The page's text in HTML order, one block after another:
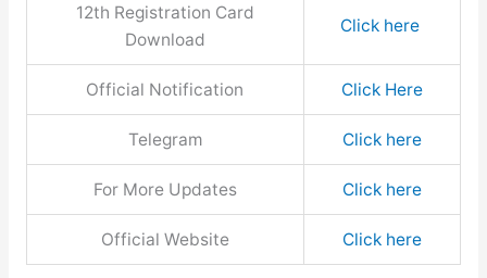
12th Registration Card
Download
Click here
Official Notification Click Here
Telegram Click here
For More Updates Click here
Official Website Click here